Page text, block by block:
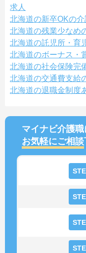
求人
北海道の新卒OKの介
北海道の残業少なめ
北海道の託児所・育
北海道のボーナス・
北海道の社会保険完
北海道の交通費支給
北海道の退職金制度
マイナビ介護職
お気軽にご相談